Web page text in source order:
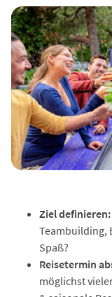
Ziel definieren:
Teambuilding,
Spaß?
Reisetermin
möglichst